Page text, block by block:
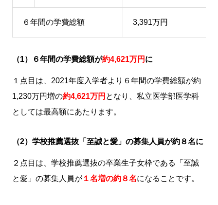
６年間の学費総額 3,391万円
（1）６年間の学費総額が約4,621万円 に
１点目は、2021年度入学者より６年間の学費総額が約
1,230万円増の約4,621万円 となり、私立医学部医学科
としては最高額にあたります。
（2）学校推薦選抜「至誠と愛」の募集人員が約８名に
２点目は、学校推薦選抜の卒業生子女枠である「至誠
と愛」の募集人員が １名増の約８名になることです。